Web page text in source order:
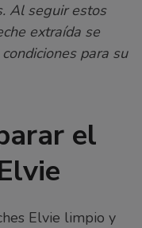
Al seguir estos
extraída se
para su
el
Elvie limpio y